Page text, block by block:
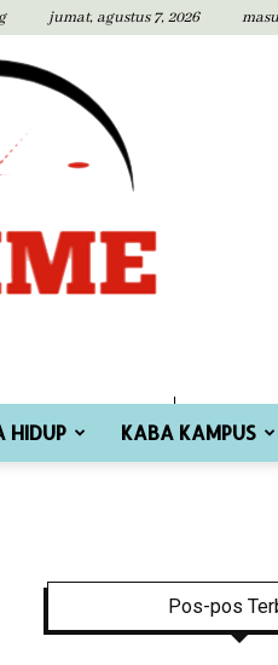
jumat, agustus 7, 2026
HIDUP KABA KAMPUS
Pos-pos